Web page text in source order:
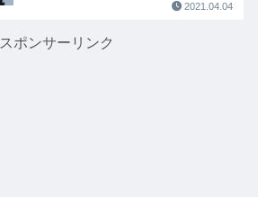
2021.04.04
スポンサーリンク